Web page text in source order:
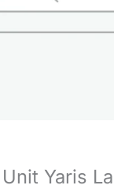
Yaris